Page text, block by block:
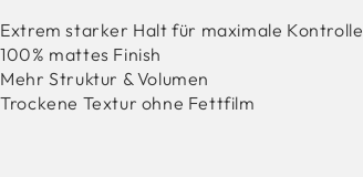
starker Halt für maximale Kontrolle
mattes Finish
Struktur & Volumen
Textur ohne Fettfilm